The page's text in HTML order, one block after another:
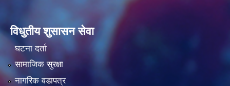
विधुतीय शुसासन सेवा
घटना दर्ता
सामाजिक सुरक्षा
नागरिक वडापत्र